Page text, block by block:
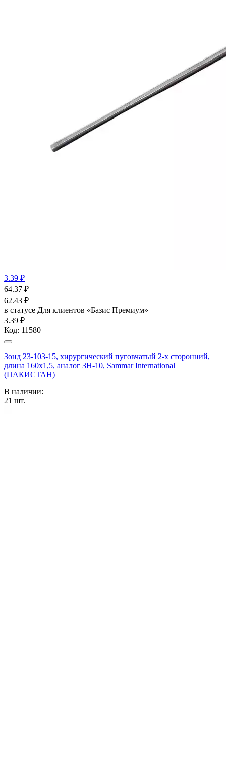
3.39 ₽
64.37 ₽
62.43 ₽
в статусе Для клиентов «Базис Премиум»
3.39 ₽
Код: 11580
Зонд 23-103-15, хирургический пуговчатый 2-х сторонний,
длина 160х1,5, аналог ЗН-10, Sammar International
(ПАКИСТАН)
В наличии:
21 шт.